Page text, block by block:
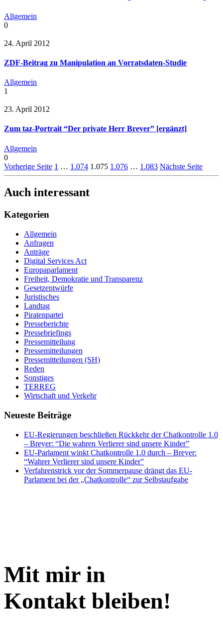
Allgemein
0
24. April 2012
ZDF-Beitrag zu Manipulation an Vorratsdaten-Studie
Allgemein
1
23. April 2012
Zum taz-Portrait “Der private Herr Breyer” [ergänzt]
Allgemein
0
Vorherige Seite 1 … 1.074 1.075 1.076 … 1.083 Nächste Seite
Auch interessant
Kategorien
Allgemein
Anfragen
Anträge
Digital Services Act
Europaparlament
Freiheit, Demokratie und Transparenz
Gesetzentwürfe
Juristisches
Landtag
Piratenpartei
Presseberichte
Pressebriefings
Pressemitteilung
Pressemitteilungen
Pressemitteilungen (SH)
Reden
Sonstiges
TERREG
Wirtschaft und Verkehr
Neueste Beiträge
EU-Regierungen beschließen Rückkehr der Chatkontrolle 1.0
– Breyer: “Die wahren Verlierer sind unsere Kinder”
EU-Parlament winkt Chatkontrolle 1.0 durch – Breyer:
“Wahrer Verlierer sind unsere Kinder”
Verfahrenstrick vor der Sommerpause drängt das EU-
Parlament bei der „Chatkontrolle“ zur Selbstaufgabe
Mit mir in
Kontakt bleiben!